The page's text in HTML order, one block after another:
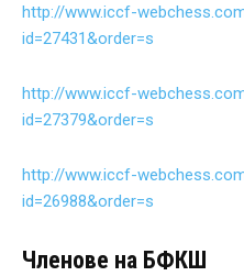
http://www.iccf-
id=27431&order=s
http://www.iccf-
id=27379&order=s
http://www.iccf-
id=26988&order=s
Членове на БФКШ